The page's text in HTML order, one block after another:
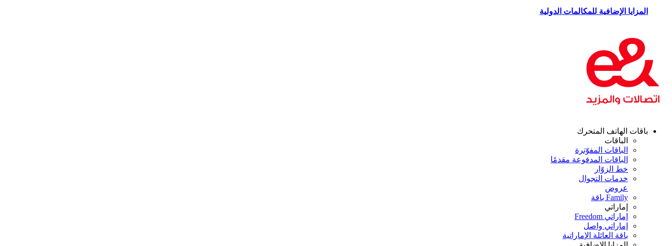
المزايا الإضافية للمكالمات الدولية
باقات الهاتف المتحرك
الباقات
الباقات المفوّترة
الباقات المدفوعة مقدمًا
خط الزوّار
خدمات التجوال
عروض
Family باقة
إماراتي
إماراتي Freedom
إماراتي واصل
باقة العائلة الإماراتية